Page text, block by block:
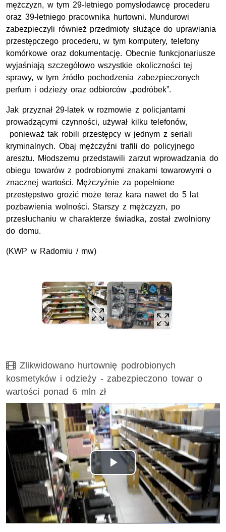
mężczyzn, w tym 29-letniego pomysłodawcę procederu
oraz 39-letniego pracownika hurtowni. Mundurowi
zabezpieczyli również przedmioty służące do uprawiania
przestępczego procederu, w tym komputery, telefony
komórkowe oraz dokumentację. Obecnie funkcjonariusze
wyjaśniają szczegółowo wszystkie okoliczności tej
sprawy, w tym źródło pochodzenia zabezpieczonych
perfum i odzieży oraz odbiorców „podróbek”.
Jak przyznał 29-latek w rozmowie z policjantami
prowadzącymi czynności, używał kilku telefonów,
ponieważ tak robili przestępcy w jednym z seriali
kryminalnych. Obaj mężczyźni trafili do policyjnego
aresztu. Młodszemu przedstawili zarzut wprowadzania do
obiegu towarów z podrobionymi znakami towarowymi o
znacznej wartości. Mężczyźnie za popełnione
przestępstwo grozić może teraz kara nawet do 5 lat
pozbawienia wolności. Starszy z mężczyzn, po
przesłuchaniu w charakterze świadka, został zwolniony
do domu.
(KWP w Radomiu / mw)
Film
Zlikwidowano hurtownię podrobionych
kosmetyków i odzieży - zabezpieczono towar o
wartości ponad 6 mln zł
Odtwórz
wideo